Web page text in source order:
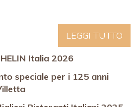
LEGGI TUTTO
Italia 2026
speciale per i 125 anni